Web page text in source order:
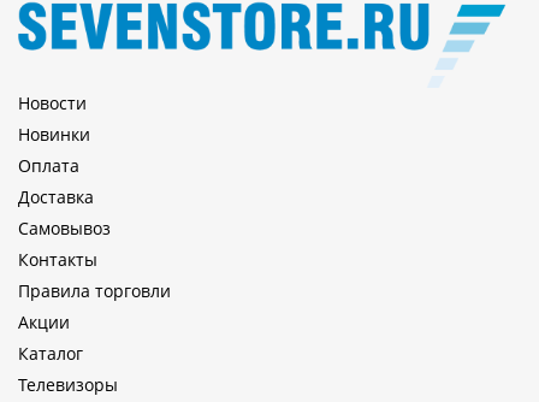
Новости
Новинки
Оплата
Доставка
Самовывоз
Контакты
Правила торговли
Акции
Каталог
Телевизоры